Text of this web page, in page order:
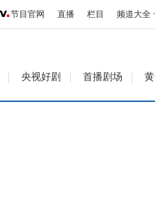
节目官网 直播 栏目 频道大全
央视好剧 首播剧场